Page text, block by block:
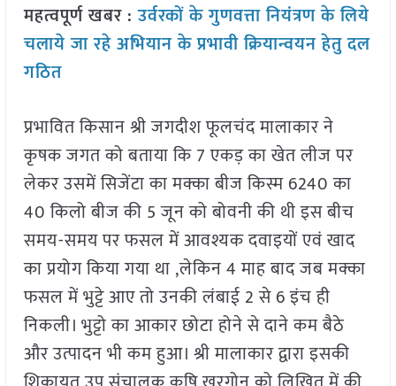
महत्वपूर्ण खबर :उर्वरकों के गुणवत्ता नियंत्रण के लिये
चलाये जा रहे अभियान के प्रभावी क्रियान्वयन हेतु दल
गठित
प्रभावित किसान श्री जगदीश फूलचंद मालाकार ने
कृषक जगत को बताया कि 7 एकड़ का खेत लीज पर
लेकर उसमें सिजेंटा का मक्का बीज किस्म 6240 का
40 किलो बीज की 5 जून को बोवनी की थी इस बीच
समय-समय पर फसल में आवश्यक दवाइयों एवं खाद
का प्रयोग किया गया था ,लेकिन 4 माह बाद जब मक्का
फसल में भुट्टे आए तो उनकी लंबाई 2 से 6 इंच ही
निकली। भुट्टो का आकार छोटा होने से दाने कम बैठे
और उत्पादन भी कम हुआ। श्री मालाकार द्वारा इसकी